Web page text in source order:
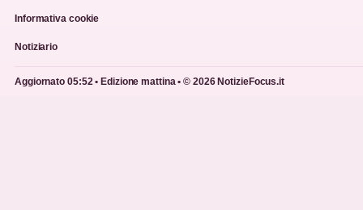
Informativa cookie
Notiziario
Aggiornato 05:52 • Edizione mattina • © 2026 NotizieFocus.it